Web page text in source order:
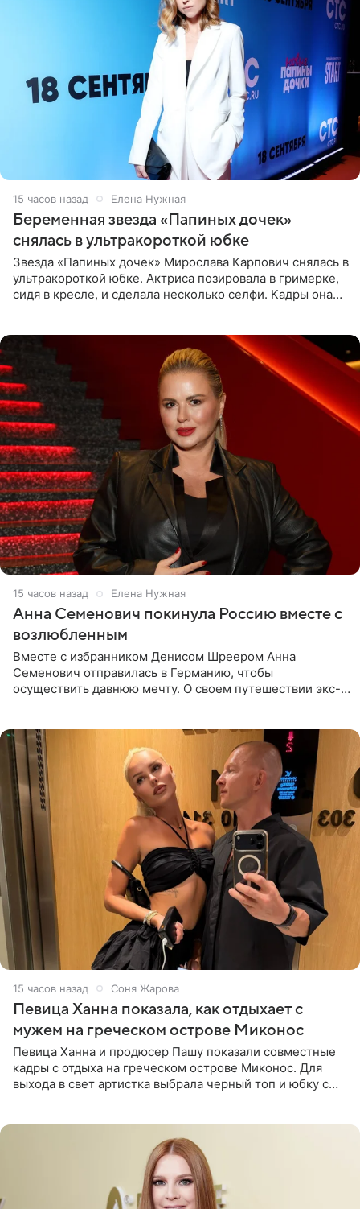
15 часов назад Елена Нужная
Беременная звезда «Папиных дочек»
снялась в ультракороткой юбке
Звезда «Папиных дочек» Мирослава Карпович снялась в
ультракороткой юбке. Актриса позировала в гримерке,
сидя в кресле, и сделала несколько селфи. Кадры она
15 часов назад Елена Нужная
Анна Семенович покинула Россию вместе с
возлюбленным
Вместе с избранником Денисом Шреером Анна
Семенович отправилась в Германию, чтобы
осуществить давнюю мечту. О своем путешествии экс-
15 часов назад Соня Жарова
Певица Ханна показала, как отдыхает с
мужем на греческом острове Миконос
Певица Ханна и продюсер Пашу показали совместные
кадры с отдыха на греческом острове Миконос. Для
выхода в свет артистка выбрала черный топ и юбку с